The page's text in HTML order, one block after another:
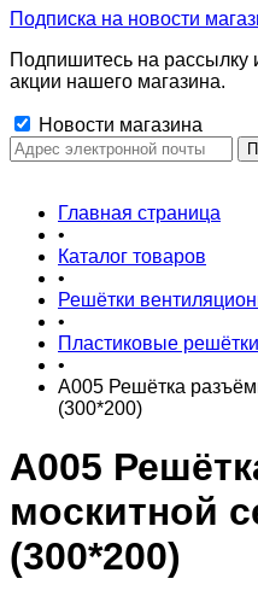
Подписка на новости
Подпишитесь на рассылку
акции нашего магазина.
Новости магазина
Главная страница
•
Каталог товаров
•
Решётки
•
Пластиковые решётки
•
А005 Решётка
(300*200)
А005
москитной
(300*200)